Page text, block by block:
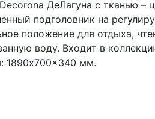
ДеЛагуна с тканью –
подголовник на
положение для отдыха,
воду. Входит в
1890x700x340 мм.